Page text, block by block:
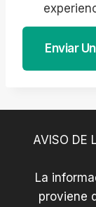
Enviar
AVISO DE
La
proviene